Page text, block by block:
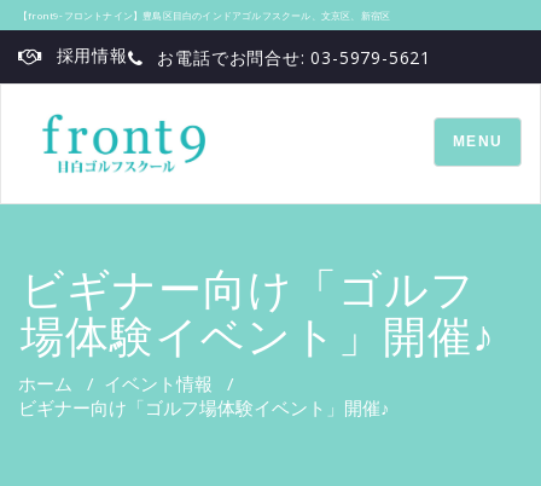
【front9‐フロントナイン】豊島区目白のインドアゴルフスクール、文京区、新宿区
採用情報 お電話でお問合せ: 03-5979-5621
TOGGLE
MENU
ビギナー向け「ゴルフ
場体験イベント」開催♪
ホーム / イベント情報 /
ビギナー向け「ゴルフ場体験イベント」開催♪